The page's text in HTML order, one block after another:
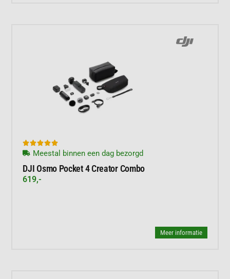

Meestal binnen een dag bezorgd
DJI Osmo Pocket 4 Creator Combo
619,-
Meer informatie